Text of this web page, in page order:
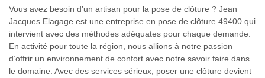
Vous avez besoin d’un artisan pour la pose de clôture ? Jean
Jacques Elagage est une entreprise en pose de clôture 49400 qui
intervient avec des méthodes adéquates pour chaque demande.
En activité pour toute la région, nous allions à notre passion
d’offrir un environnement de confort avec notre savoir faire dans
le domaine. Avec des services sérieux, poser une clôture devient